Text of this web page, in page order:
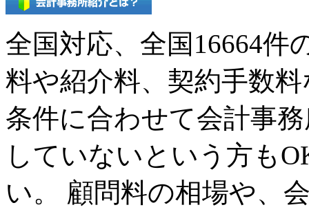
全国対応、全国16664件
料や紹介料、契約手数
条件に合わせて会計事
していないという方も
い。 顧問料の相場や、